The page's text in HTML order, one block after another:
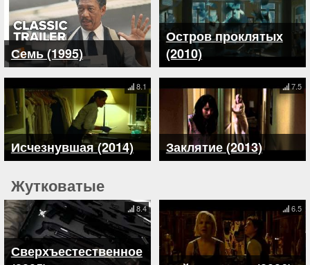
Семь (1995)
Остров проклятых
(2010)
Исчезнувшая (2014)
8.1
Заклятие (2013)
7.5
Жутковатые
Сверхъестественное
8.4 6.5